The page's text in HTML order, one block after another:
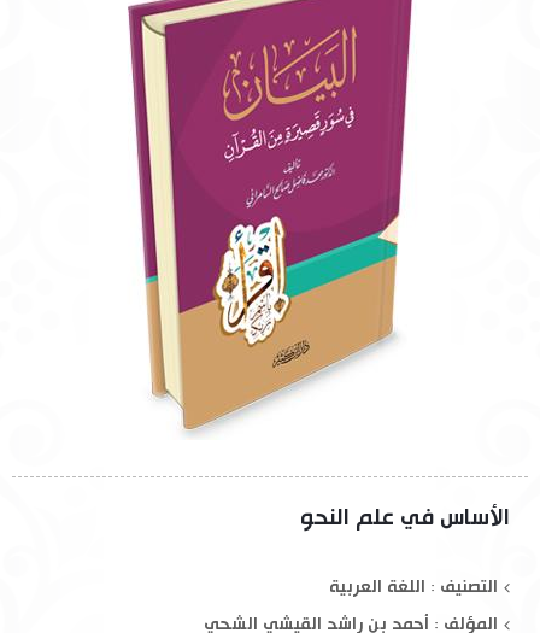
الأساس في علم النحو
التصنيف : اللغة العربية
المؤلف : أحمد بن راشد القيشي الشحي